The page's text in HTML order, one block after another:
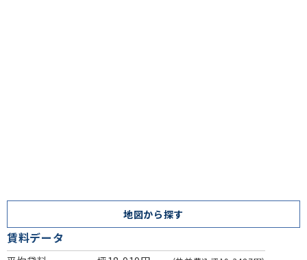
地図から探す
賃料データ